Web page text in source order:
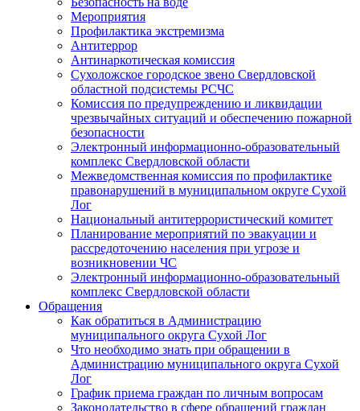
Мероприятия
Профилактика экстремизма
Антитеррор
Антинаркотическая комиссия
Сухоложское городское звено Свердловской
областной подсистемы РСЧС
Комиссия по предупреждению и ликвидации
чрезвычайных ситуаций и обеспечению пожарной
безопасности
Электронный информационно-образовательный
комплекс Cвердловской области
Межведомственная комиссия по профилактике
правонарушений в муниципальном округе Сухой
Лог
Национальный антитеррористический комитет
Планирование мероприятий по эвакуации и
рассредоточению населения при угрозе и
возникновении ЧС
Электронный информационно-образовательный
комплекс Свердловской области
Обращения
Как обратиться в Администрацию
муниципального округа Сухой Лог
Что необходимо знать при обращении в
Администрацию муниципального округа Сухой
Лог
График приема граждан по личным вопросам
Законодательство в сфере обращений граждан